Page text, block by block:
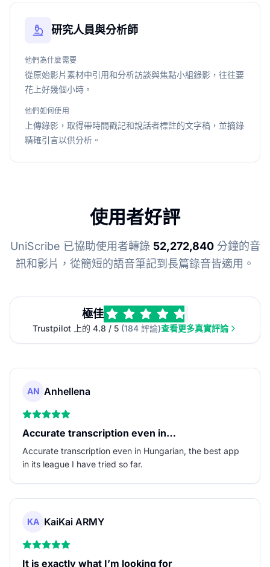
研究人員與分析師
他們為什麼需要
從原始影片素材中引用和分析訪談與焦點小組錄影，往往要
花上好幾個小時。
他們如何使用
上傳錄影，取得帶時間戳記和說話者標註的文字稿，並摘錄
精確引言以供分析。
使用者好評
UniScribe 已協助使用者轉錄 52,272,840分鐘的音
訊和影片，從簡短的語音筆記到長篇錄音皆適用。
極佳
Trustpilot 上的 4.8 / 5(184 評論)查看更多真實評論
AN Anhellena
Accurate transcription even in…
Accurate transcription even in Hungarian, the best app
in its league I have tried so far.
KA KaiKai ARMY
It is exactly what I’m looking for